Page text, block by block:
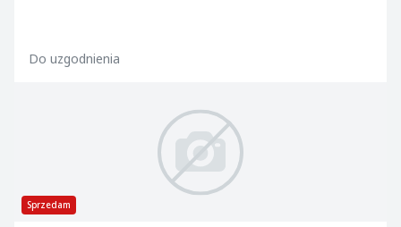
Do uzgodnienia
Sprzedam